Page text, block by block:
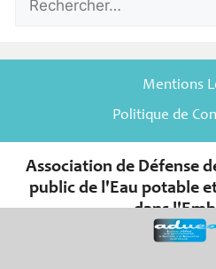
Mentions
Politique de
Association de Défense
public de l'Eau potable
dans
erjuillet